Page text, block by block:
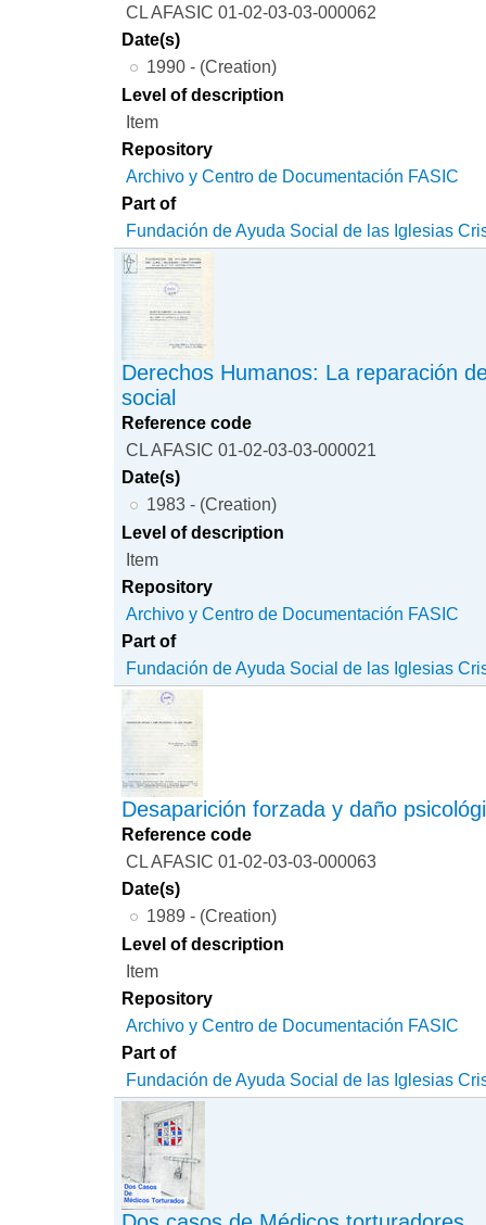
CL AFASIC 01-02-03-03-000062
Date(s)
1990 - (Creation)
Level of description
Item
Repository
Archivo y Centro de Documentación FASIC
Part of
Fundación de Ayuda Social de las Iglesias
Derechos Humanos: La reparación
social
Reference code
CL AFASIC 01-02-03-03-000021
Date(s)
1983 - (Creation)
Level of description
Item
Repository
Archivo y Centro de Documentación FASIC
Part of
Fundación de Ayuda Social de las Iglesias
Desaparición forzada y daño
Reference code
CL AFASIC 01-02-03-03-000063
Date(s)
1989 - (Creation)
Level of description
Item
Repository
Archivo y Centro de Documentación FASIC
Part of
Fundación de Ayuda Social de las Iglesias